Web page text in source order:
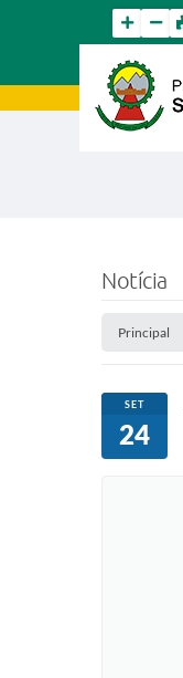
Notícia
Principal
SET
24